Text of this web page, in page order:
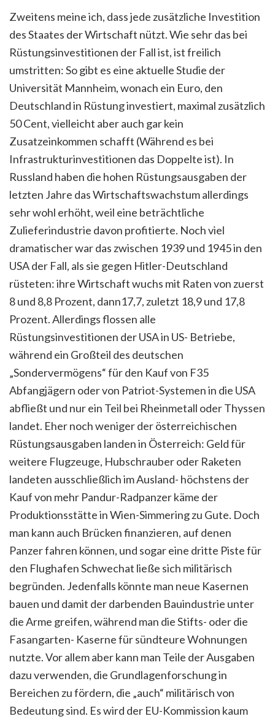
Zweitens meine ich, dass jede zusätzliche Investition
des Staates der Wirtschaft nützt. Wie sehr das bei
Rüstungsinvestitionen der Fall ist, ist freilich
umstritten: So gibt es eine aktuelle Studie der
Universität Mannheim, wonach ein Euro, den
Deutschland in Rüstung investiert, maximal zusätzlich
50 Cent, vielleicht aber auch gar kein
Zusatzeinkommen schafft (Während es bei
Infrastrukturinvestitionen das Doppelte ist). In
Russland haben die hohen Rüstungsausgaben der
letzten Jahre das Wirtschaftswachstum allerdings
sehr wohl erhöht, weil eine beträchtliche
Zulieferindustrie davon profitierte. Noch viel
dramatischer war das zwischen 1939 und 1945 in den
USA der Fall, als sie gegen Hitler-Deutschland
rüsteten: ihre Wirtschaft wuchs mit Raten von zuerst
8 und 8,8 Prozent, dann17,7, zuletzt 18,9 und 17,8
Prozent. Allerdings flossen alle
Rüstungsinvestitionen der USA in US- Betriebe,
während ein Großteil des deutschen
„Sondervermögens“ für den Kauf von F35
Abfangjägern oder von Patriot-Systemen in die USA
abfließt und nur ein Teil bei Rheinmetall oder Thyssen
landet. Eher noch weniger der österreichischen
Rüstungsausgaben landen in Österreich: Geld für
weitere Flugzeuge, Hubschrauber oder Raketen
landeten ausschließlich im Ausland- höchstens der
Kauf von mehr Pandur-Radpanzer käme der
Produktionsstätte in Wien-Simmering zu Gute. Doch
man kann auch Brücken finanzieren, auf denen
Panzer fahren können, und sogar eine dritte Piste für
den Flughafen Schwechat ließe sich militärisch
begründen. Jedenfalls könnte man neue Kasernen
bauen und damit der darbenden Bauindustrie unter
die Arme greifen, während man die Stifts- oder die
Fasangarten- Kaserne für sündteure Wohnungen
nutzte. Vor allem aber kann man Teile der Ausgaben
dazu verwenden, die Grundlagenforschung in
Bereichen zu fördern, die „auch“ militärisch von
Bedeutung sind. Es wird der EU-Kommission kaum